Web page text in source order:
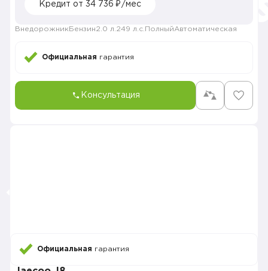
Кредит от 34 736 ₽/мес
Внедорожник Бензин2.0 л. 249 л.с. ПолныйАвтоматическая
Официальная гарантия
Консультация
Официальная гарантия